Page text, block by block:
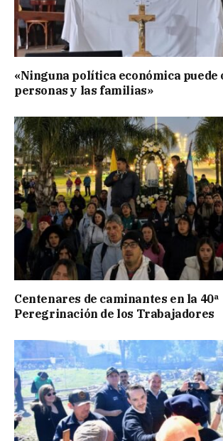
«Ninguna política económica puede
personas y las familias»
Centenares de caminantes en la 40ª
Peregrinación de los Trabajadores